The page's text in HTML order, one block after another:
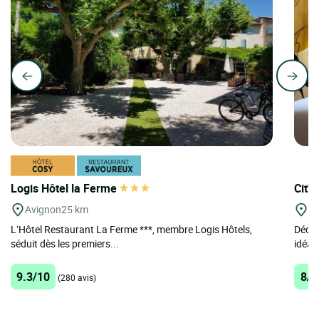
Logis Hôtel la Ferme
Avignon25 km
L’Hôtel Restaurant La Ferme ***, membre Logis Hôtels,
séduit dès les premiers...
9.3/10 (280 avis) 8/